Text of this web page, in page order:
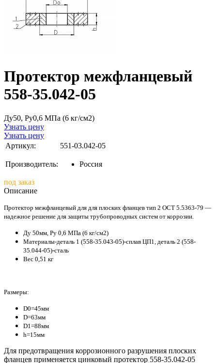
Протектор межфланцевый
558-35.042-05
Ду50, Ру0,6 МПа (6 кг/см2)
Узнать цену
Узнать цену
Артикул:
551-03.042-05
Производитель: Россия
под заказ
Описание
Протектор межфланцевый для для плоских фланцев тип 2 ОСТ 5.5363-79 —
надежное решение для защиты трубопроводных систем от коррозии.
Ду 50мм, Ру 0,6 МПа (6 кг/см2)
Материалы-деталь 1 (558-35.043-05)-сплав ЦП1
, деталь 2 (558-
35.044-05)-сталь
Вес 0,51 кг
Размеры:
D0=45мм
D=63мм
D1=88мм
h=15мм
Для предотвращения коррозионного разрушения плоских
фланцев применяется цинковый протектор 558-35.042-05